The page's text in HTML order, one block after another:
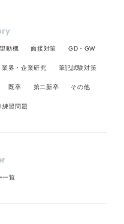
動機 面接対策 GD・GW
業界・企業研究 筆記試験対策
既卒 第二新卒 その他
練習問題
一覧